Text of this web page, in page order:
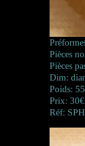
Pièces
Pièces
Dim:
Poids:
Prix:
Réf: